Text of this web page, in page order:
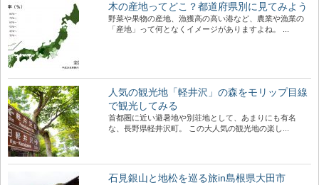
木の産地ってどこ？都道府県別に見てみよう
野菜や果物の産地、漁獲高の高い港など、農業や漁業の
「産地」って何となくイメージがありますよね。 ...
人気の観光地「軽井沢」の森をモリップ目線
で観光してみる
首都圏に近い避暑地や別荘地として、あまりにも有名
な、長野県軽井沢町。 この大人気の観光地の楽し...
石見銀山と地松を巡る旅in島根県大田市